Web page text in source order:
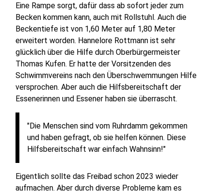
Eine Rampe sorgt, dafür dass ab sofort jeder zum
Becken kommen kann, auch mit Rollstuhl. Auch die
Beckentiefe ist von 1,60 Meter auf 1,80 Meter
erweitert worden. Hannelore Rottmann ist sehr
glücklich über die Hilfe durch Oberbürgermeister
Thomas Kufen. Er hatte der Vorsitzenden des
Schwimmvereins nach den Überschwemmungen Hilfe
versprochen. Aber auch die Hilfsbereitschaft der
Essenerinnen und Essener haben sie überrascht.
"Die Menschen sind vom Ruhrdamm gekommen
und haben gefragt, ob sie helfen können. Diese
Hilfsbereitschaft war einfach Wahnsinn!"
Eigentlich sollte das Freibad schon 2023 wieder
aufmachen. Aber durch diverse Probleme kam es